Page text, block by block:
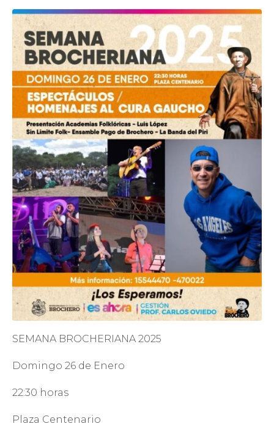
SEMANA BROCHERIANA 2025
Domingo 26 de Enero
22:30 horas
Plaza Centenario